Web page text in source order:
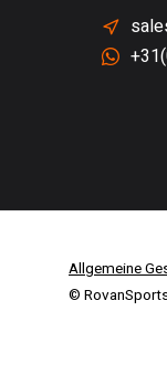
Allgemeine
©